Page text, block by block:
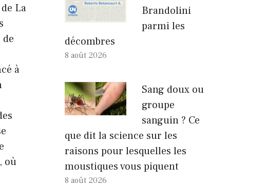
La
à
où
Brandolini
parmi les
décombres
8 août 2026
Sang doux ou
groupe
sanguin ? Ce
que dit la science sur les
raisons pour lesquelles les
moustiques vous piquent
8 août 2026